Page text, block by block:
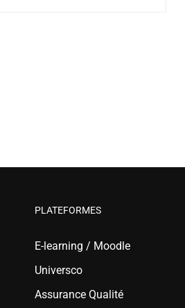
PLATEFORMES
E-learning / Moodle
Universco
Assurance Qualité